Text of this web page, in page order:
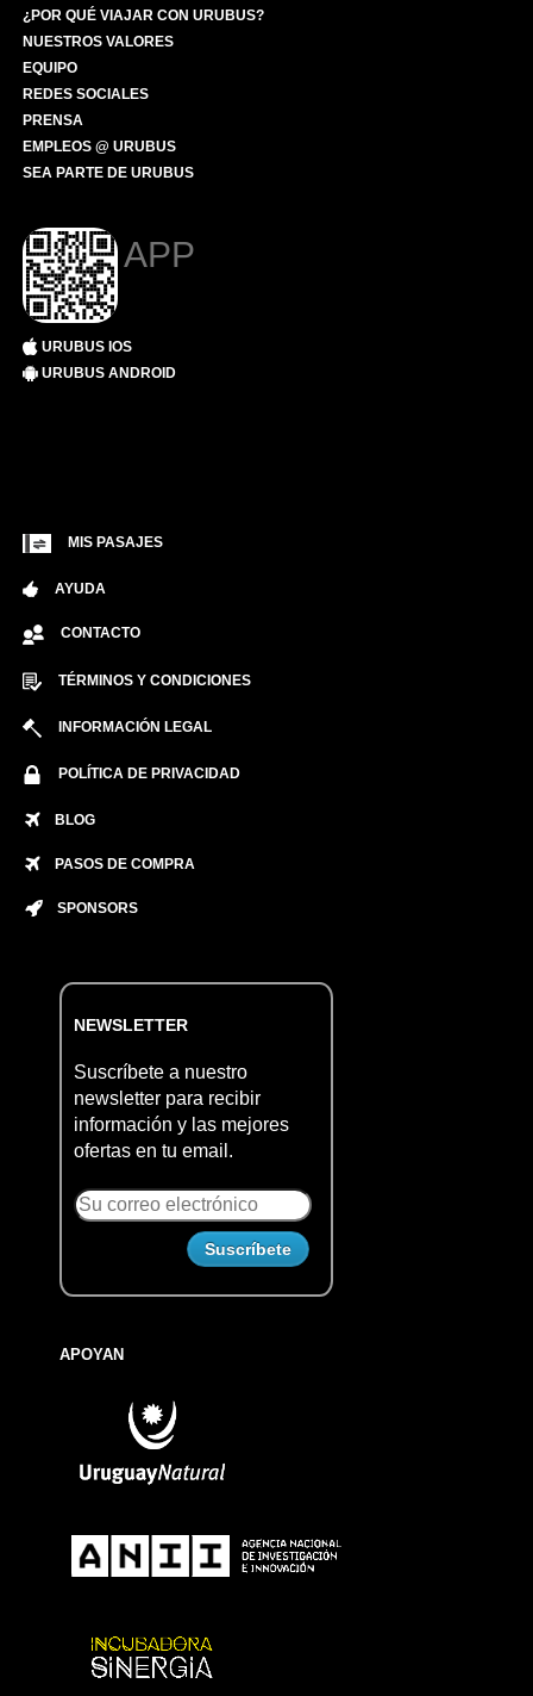
¿POR QUÉ VIAJAR CON URUBUS?
NUESTROS VALORES
EQUIPO
REDES SOCIALES
PRENSA
EMPLEOS @ URUBUS
SEA PARTE DE URUBUS
APP
URUBUS IOS
URUBUS ANDROID
MIS PASAJES
AYUDA
CONTACTO
TÉRMINOS Y CONDICIONES
INFORMACIÓN LEGAL
POLÍTICA DE PRIVACIDAD
BLOG
PASOS DE COMPRA
SPONSORS
NEWSLETTER
Suscríbete a nuestro
newsletter para recibir
información y las mejores
ofertas en tu email.
APOYAN